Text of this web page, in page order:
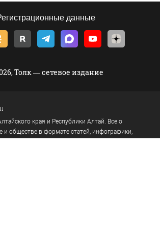
данные
Толк — сетевое издание
края и Республики Алтай. Все о
и обществе в формате статей, инфографики,